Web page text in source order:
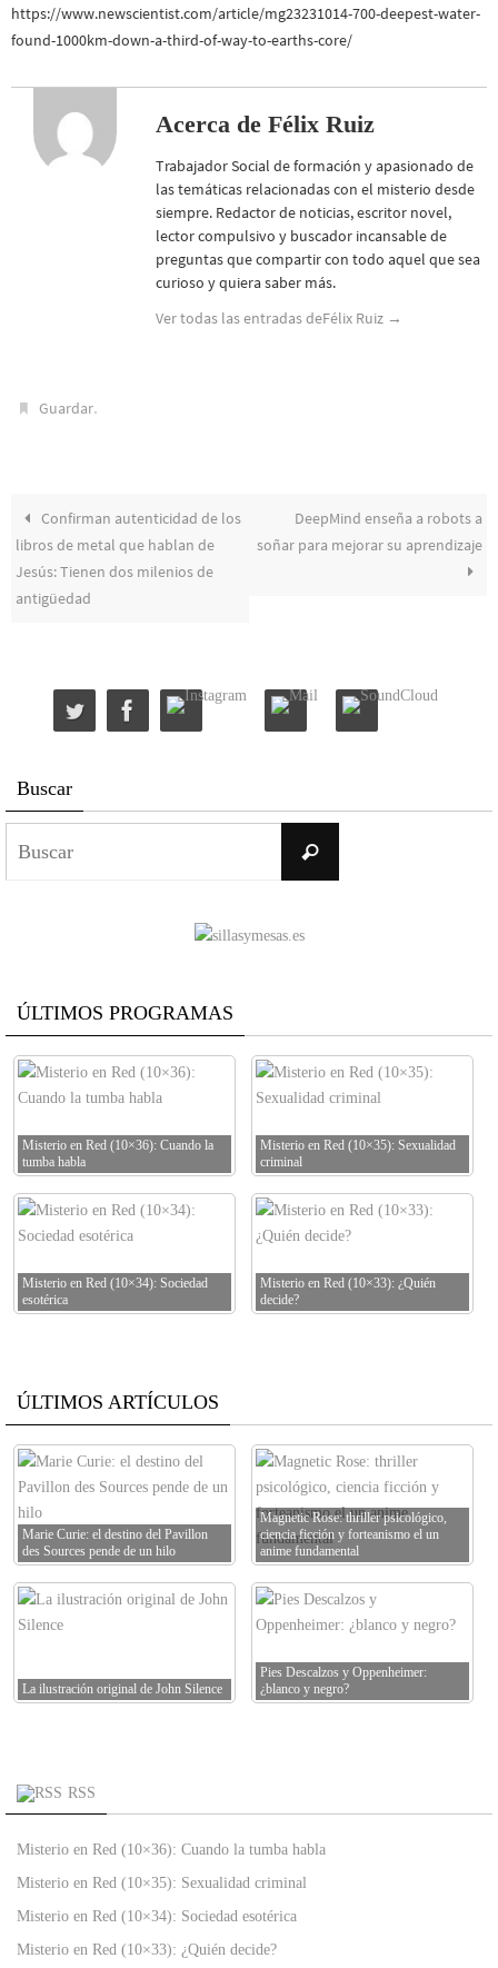
https://www.newscientist.com/article/mg23231014-700-deepest-water-
found-1000km-down-a-third-of-way-to-earths-core/
Acerca de Félix Ruiz
Trabajador Social de formación y apasionado de
las temáticas relacionadas con el misterio desde
siempre. Redactor de noticias, escritor novel,
lector compulsivo y buscador incansable de
preguntas que compartir con todo aquel que sea
curioso y quiera saber más.
Ver todas las entradas deFélix Ruiz →
Guardar.
Confirman autenticidad de los
libros de metal que hablan de
Jesús: Tienen dos milenios de
antigüedad
DeepMind enseña a robots a
soñar para mejorar su aprendizaje
Buscar
Buscar
ÚLTIMOS PROGRAMAS
Misterio en Red (10×36): Cuando la
tumba habla
Misterio en Red (10×35): Sexualidad
criminal
Misterio en Red (10×34): Sociedad
esotérica
Misterio en Red (10×33): ¿Quién
decide?
ÚLTIMOS ARTÍCULOS
Marie Curie: el destino del Pavillon
des Sources pende de un hilo
Magnetic Rose: thriller psicológico,
ciencia ficción y forteanismo el un
anime fundamental
La ilustración original de John Silence
Pies Descalzos y Oppenheimer:
¿blanco y negro?
RSS
Misterio en Red (10×36): Cuando la tumba habla
Misterio en Red (10×35): Sexualidad criminal
Misterio en Red (10×34): Sociedad esotérica
Misterio en Red (10×33): ¿Quién decide?